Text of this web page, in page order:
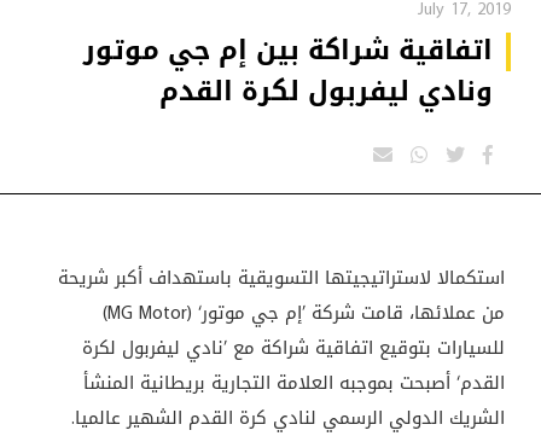
July 17, 2019
اتفاقية شراكة بين إم جي موتور
ونادي ليفربول لكرة القدم
استكمالا لاستراتيجيتها التسويقية باستهداف أكبر شريحة
من عملائها، قامت شركة ’إم جي موتور‘ (MG Motor)
للسيارات بتوقيع اتفاقية شراكة مع ’نادي ليفربول لكرة
القدم‘ أصبحت بموجبه العلامة التجارية بريطانية المنشأ
الشريك الدولي الرسمي لنادي كرة القدم الشهير عالميا.